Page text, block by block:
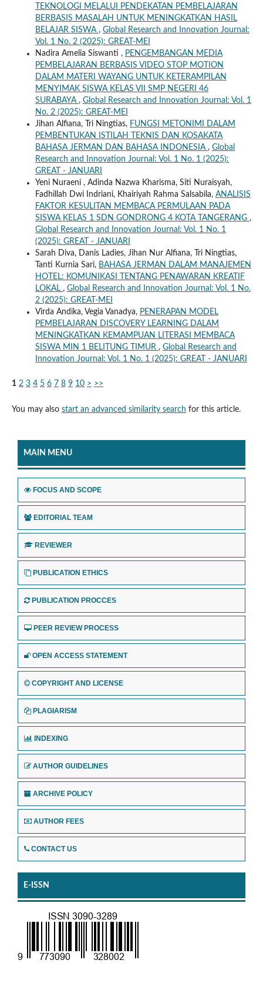
TEKNOLOGI MELALUI PENDEKATAN PEMBELAJARAN
BERBASIS MASALAH UNTUK MENINGKATKAN HASIL
BELAJAR SISWA , Global Research and Innovation Journal:
Vol. 1 No. 2 (2025): GREAT-MEI
Nadira Amelia Siswanti , PENGEMBANGAN MEDIA
PEMBELAJARAN BERBASIS VIDEO STOP MOTION
DALAM MATERI WAYANG UNTUK KETERAMPILAN
MENYIMAK SISWA KELAS VII SMP NEGERI 46
SURABAYA , Global Research and Innovation Journal: Vol. 1
No. 2 (2025): GREAT-MEI
Jihan Alfiana, Tri Ningtias, FUNGSI METONIMI DALAM
PEMBENTUKAN ISTILAH TEKNIS DAN KOSAKATA
BAHASA JERMAN DAN BAHASA INDONESIA , Global
Research and Innovation Journal: Vol. 1 No. 1 (2025):
GREAT - JANUARI
Yeni Nuraeni , Adinda Nazwa Kharisma, Siti Nuraisyah,
Fadhillah Dwi Indriani, Khairiyah Rahma Salsabila, ANALISIS
FAKTOR KESULITAN MEMBACA PERMULAAN PADA
SISWA KELAS 1 SDN GONDRONG 4 KOTA TANGERANG ,
Global Research and Innovation Journal: Vol. 1 No. 1
(2025): GREAT - JANUARI
Sarah Diva, Danis Ladies, Jihan Nur Alfiana, Tri Ningtias,
Tanti Kurnia Sari, BAHASA JERMAN DALAM MANAJEMEN
HOTEL: KOMUNIKASI TENTANG PENAWARAN KREATIF
LOKAL , Global Research and Innovation Journal: Vol. 1 No.
2 (2025): GREAT-MEI
Virda Andika, Vegia Vanadya, PENERAPAN MODEL
PEMBELAJARAN DISCOVERY LEARNING DALAM
MENINGKATKAN KEMAMPUAN LITERASI MEMBACA
SISWA MIN 1 BELITUNG TIMUR , Global Research and
Innovation Journal: Vol. 1 No. 1 (2025): GREAT - JANUARI
1 2 3 4 5 6 7 8 9 10 > >>
You may also start an advanced similarity search for this article.
MAIN MENU
FOCUS AND SCOPE
EDITORIAL TEAM
REVIEWER
PUBLICATION ETHICS
PUBLICATION PROCCES
PEER REVIEW PROCESS
OPEN ACCESS STATEMENT
COPYRIGHT AND LICENSE
PLAGIARISM
INDEXING
AUTHOR GUIDELINES
ARCHIVE POLICY
AUTHOR FEES
CONTACT US
E-ISSN